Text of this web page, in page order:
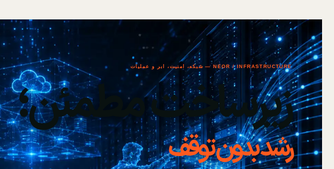
NEOR / INFRASTRUCTURE — شبکه، امنیت، ابر و عملیات
زیرساخت مطمئن؛
رشد بدون توقف